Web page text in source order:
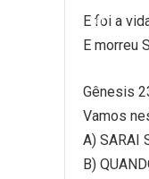
E foi a
E morreu
Gênesis
Vamos
A) SARAI
B)